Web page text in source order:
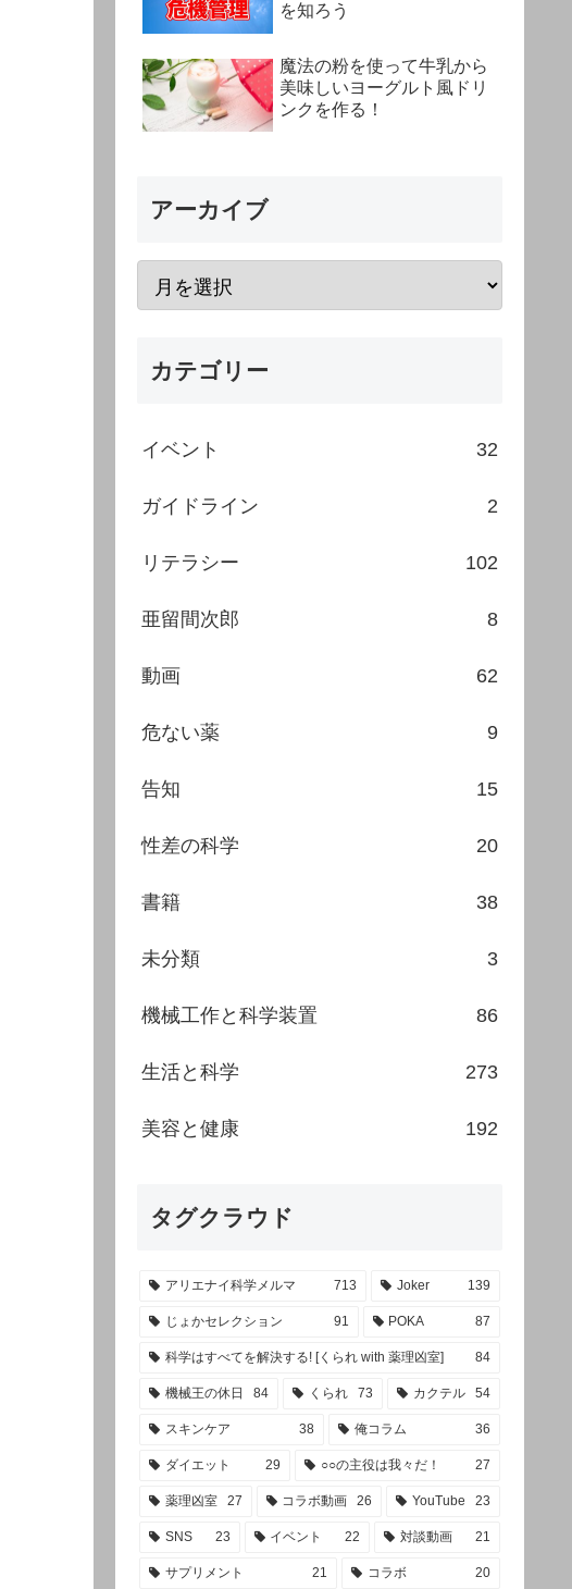
を知ろう
魔法の粉を使って牛乳から
美味しいヨーグルト風ドリ
ンクを作る！
アーカイブ
カテゴリー
イベント 32
ガイドライン 2
リテラシー 102
亜留間次郎 8
動画 62
危ない薬 9
告知 15
性差の科学 20
書籍 38
未分類 3
機械工作と科学装置 86
生活と科学 273
美容と健康 192
タグクラウド
アリエナイ科学メルマ 713 Joker 139
じょかセレクション 91 POKA 87
科学はすべてを解決する! [くられ with 薬理凶室] 84
機械王の休日 84 くられ 73 カクテル 54
スキンケア 38 俺コラム 36
ダイエット 29 ○○の主役は我々だ！ 27
薬理凶室 27 コラボ動画 26 YouTube 23
SNS 23 イベント 22 対談動画 21
サプリメント 21 コラボ 20